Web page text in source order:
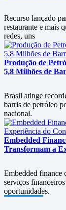
Recurso lançado
restaurante e mais
redes, uns
Produção de
5,8 Milhões de
Brasil atinge
barris de petróleo
nacional.
Embedded
Transformam a
Embedded finance
serviços
oportunidades.